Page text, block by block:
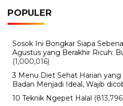
Kamis, 16 Juli 2026 - 13:55 WIB
Menjelang Libur Sekolah, Ini
BERITA TERBARU
Otomotif
FJ Sekaligus, Ternyata Bukan